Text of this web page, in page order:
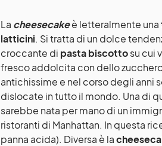
La cheesecakeè letteralmente una
latticini. Si tratta di un dolce
croccante di pasta biscottosu cui
fresco addolcita con dello
antichissime e nel corso degli anni
dislocate in tutto il mondo. Una di
sarebbe nata per mano di un
ristoranti di Manhattan. In questa
panna acida). Diversa è la